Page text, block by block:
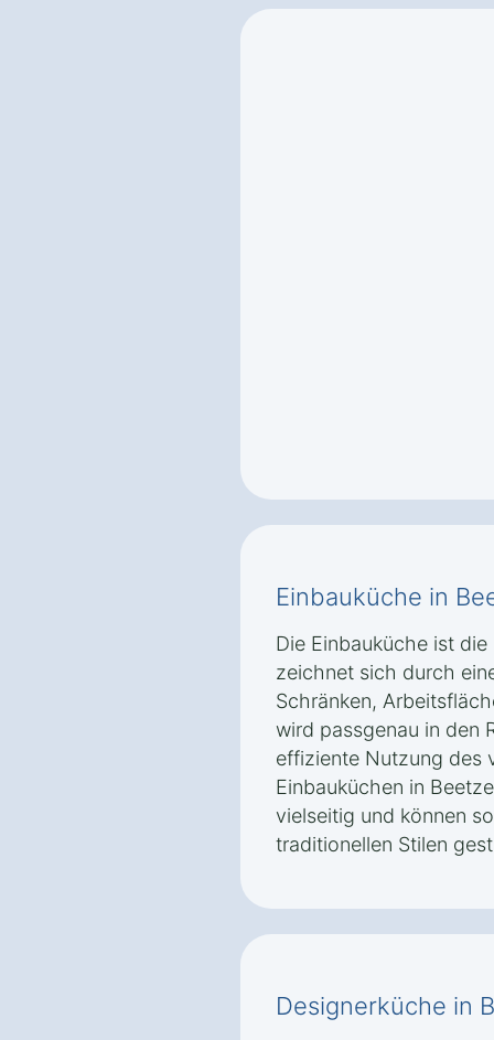
Einbauküche in
Die Einbauküche ist
zeichnet sich durch
Schränken,
wird passgenau in den
effiziente Nutzung des
Einbauküchen in
vielseitig und können
traditionellen Stilen
Designerküche in